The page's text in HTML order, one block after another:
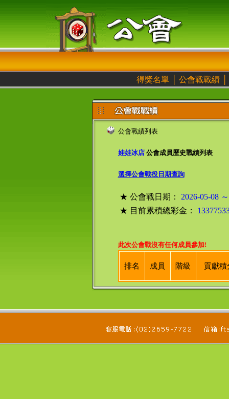
得獎名單│ 公會戰戰績│
公會戰績列表
娃娃冰店公會成員歷史戰績列表
選擇公會戰役日期查詢
★ 公會戰日期：
2026-05-08
★ 目前累積總彩金：
此次公會戰沒有任何成員參加!
排名 成員 階級 貢獻積